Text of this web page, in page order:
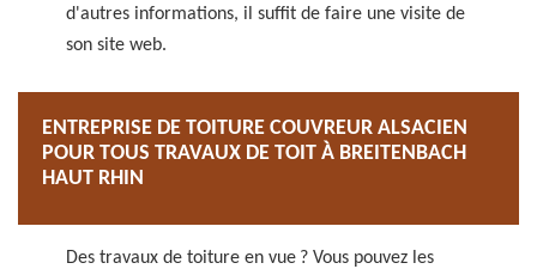
d'autres informations, il suffit de faire une visite de
son site web.
ENTREPRISE DE TOITURE COUVREUR ALSACIEN
POUR TOUS TRAVAUX DE TOIT À BREITENBACH
HAUT RHIN
Des travaux de toiture en vue ? Vous pouvez les